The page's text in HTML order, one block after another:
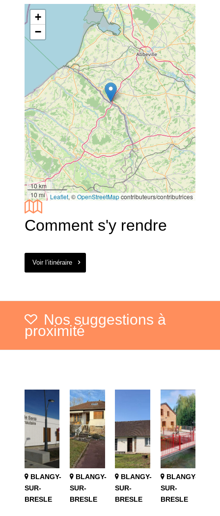
+
−
10 km
10 mi
Leaflet, ©OpenStreetMapcontributeurs/contributrices
Comment s'y rendre
Voir l’itinéraire
Nos suggestions à
proximité
BLANGY-
SUR-
BRESLE
BLANGY-
SUR-
BRESLE
BLANGY-
SUR-
BRESLE
BLANGY-
SUR-
BRESLE